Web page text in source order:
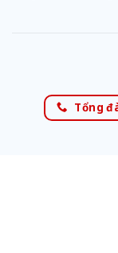
Tổng